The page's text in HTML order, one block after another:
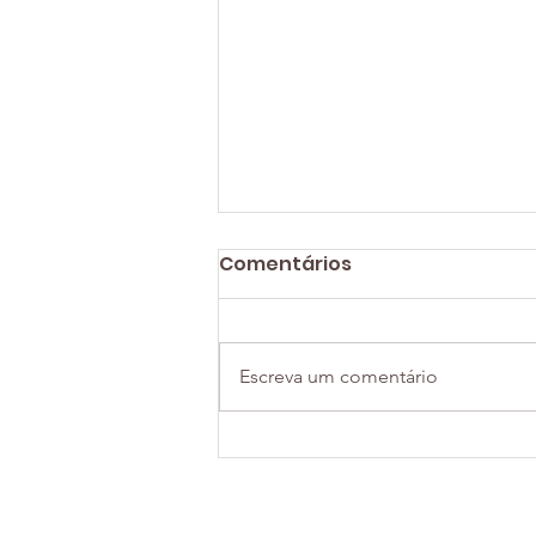
3 razões para você se
Comentários
Escreva um comentário